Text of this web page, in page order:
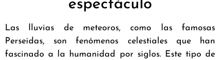
espectáculo
Las lluvias de meteoros, como las famosas
Perseidas, son fenómenos celestiales que han
fascinado a la humanidad por siglos. Este tipo de